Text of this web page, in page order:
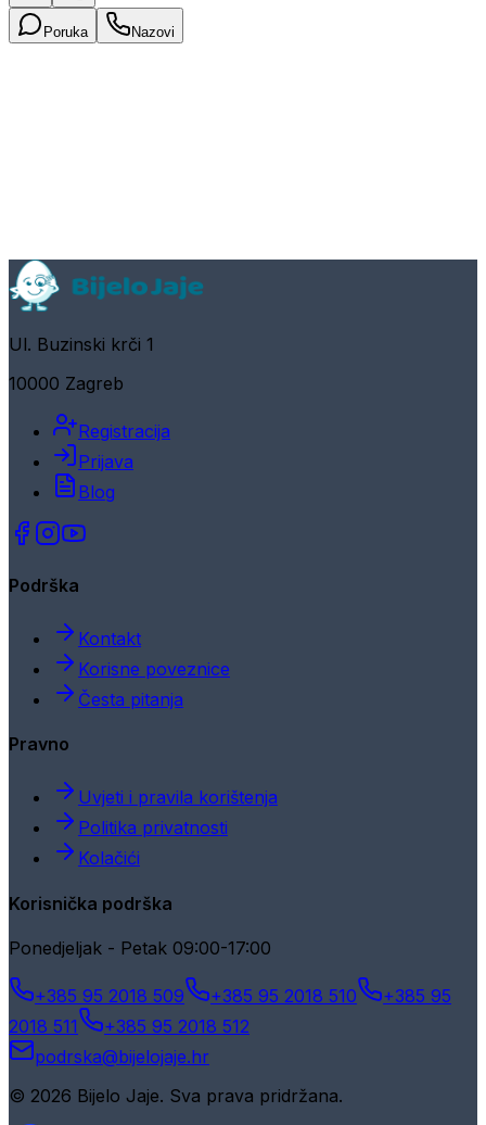
Poruka Nazovi
Ul. Buzinski krči 1
10000 Zagreb
Registracija
Prijava
Blog
Podrška
Kontakt
Korisne poveznice
Česta pitanja
Pravno
Uvjeti i pravila korištenja
Politika privatnosti
Kolačići
Korisnička podrška
Ponedjeljak - Petak 09:00-17:00
+385 95 2018 509 +385 95 2018 510
+385 95
2018 511
+385 95 2018 512
podrska@bijelojaje.hr
© 2026 Bijelo Jaje. Sva prava pridržana.